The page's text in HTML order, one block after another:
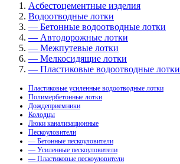
Асбестоцементные изделия
Водоотводные лотки
— Бетонные водоотводные лотки
— Автодорожные лотки
— Межпутевые лотки
— Мелкосидящие лотки
— Пластиковые водоотводные лотки
Пластиковые усиленные водоотводные лотки
Полимербетонные лотки
Дождеприемники
Колодцы
Люки канализационные
Пескоуловители
— Бетонные пескоуловители
— Усиленные пескоуловители
— Пластиковые пескоуловители